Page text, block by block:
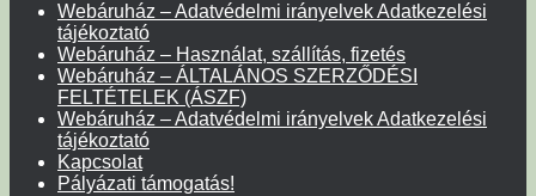
Webáruház – Adatvédelmi irányelvek Adatkezelési
tájékoztató
Webáruház – Használat, szállítás, fizetés
Webáruház – ÁLTALÁNOS SZERZŐDÉSI
FELTÉTELEK (ÁSZF)
Webáruház – Adatvédelmi irányelvek Adatkezelési
tájékoztató
Kapcsolat
Pályázati támogatás!